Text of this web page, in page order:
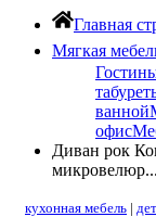
Главная
Мягкая
ванной
офис
Диван рок
микровелюр...
кухонная мебель |